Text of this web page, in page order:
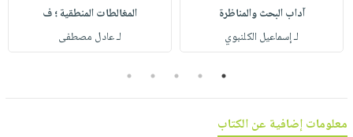
صابون
أطفال
مناسبات
فيديوهات
أسئلة
يتكرر
خدمات
نيل
التسوق
الإصدارات
آداب البحث والمناظرة
لـ إسماعيل الكلنبوي
المغالطات المنطقية ؛ ف
لـ عادل مصطفى
1
2
3
4
5
معلومات إضافية عن الكتاب